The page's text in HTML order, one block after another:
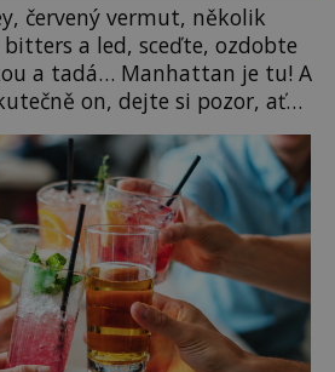
červený vermut, několik
a led, sceďte, ozdobte
a tadá… Manhattan je tu! A
on, dejte si pozor, ať
rye whiskey či klidně
skotskou whisku. Co se
stále skvělý, ale už to
ale […]